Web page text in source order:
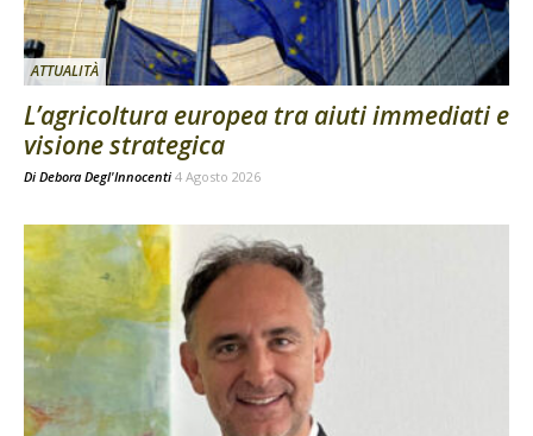
ATTUALITÀ
L’agricoltura europea tra aiuti immediati e
visione strategica
Di Debora Degl'Innocenti 4 Agosto 2026